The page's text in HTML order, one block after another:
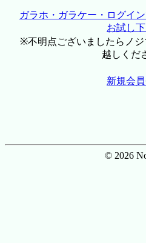
ガラホ・ガラケー・ログイ
お試し
※不明点ございましたらノ
越しくだ
新規会
© 2026